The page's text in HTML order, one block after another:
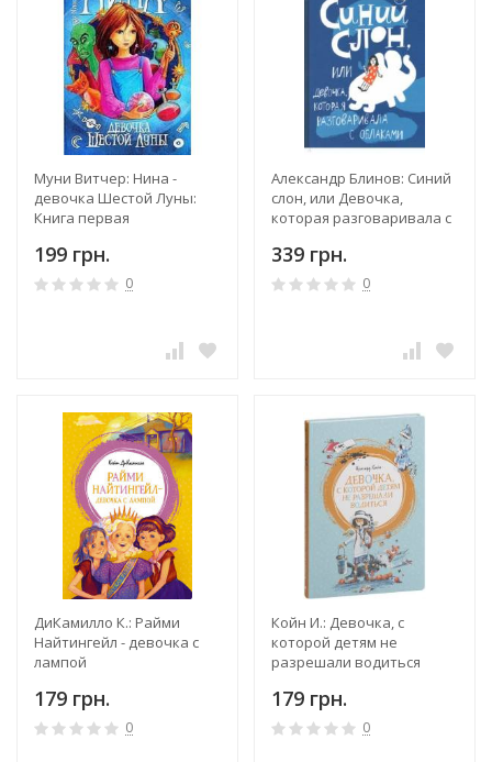
Муни Витчер: Нина -
девочка Шестой Луны:
Книга первая
199 грн.
0
Александр Блинов: Синий
слон, или Девочка,
которая разговаривала с
339 грн.
0
ДиКамилло К.: Райми
Найтингейл - девочка с
лампой
179 грн.
0
Койн И.: Девочка, с
которой детям не
разрешали водиться
179 грн.
0